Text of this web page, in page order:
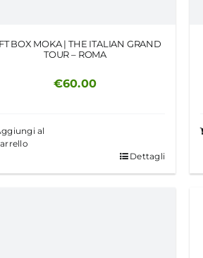
BOX MOKA | THE ITALIAN GRAND
TOUR – ROMA
€60.00
al
Dettagli